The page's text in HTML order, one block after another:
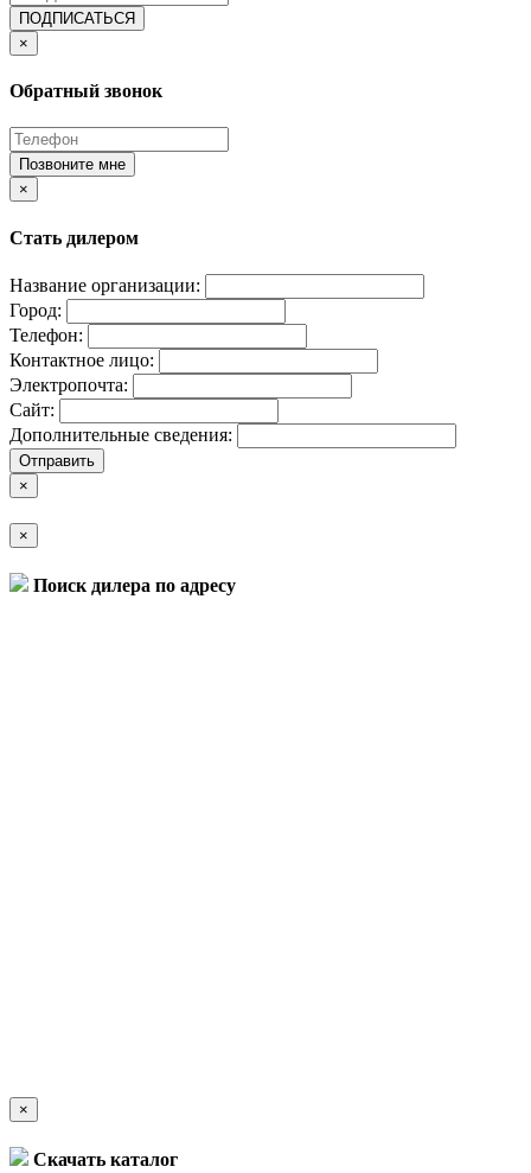
ПОДПИСАТЬСЯ
×
Обратный звонок
Позвоните мне
×
Стать дилером
Название организации:
Город:
Телефон:
Контактное лицо:
Электропочта:
Сайт:
Дополнительные сведения:
Отправить
×
×
Поиск дилера по адресу
×
Скачать каталог